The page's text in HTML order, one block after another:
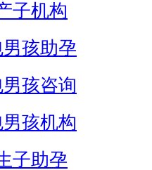
子机构
孩助孕
孩咨询
孩机构
子助孕